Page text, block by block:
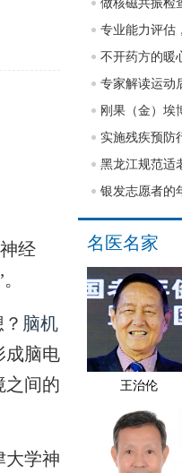
经
脑机
成脑电
之间的
学神
专业能力评估
不开药方的暖
专家解读运动
刚果（金）埃
实施残疾预防
黑龙江规范适
银发志愿者的
名医名家
王治伦